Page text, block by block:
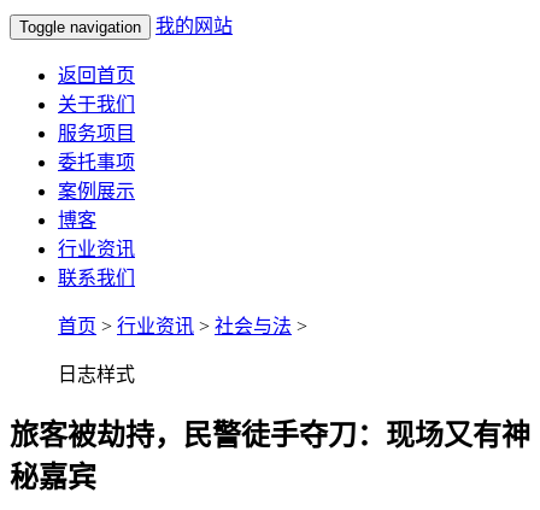
Toggle navigation 我的网站
返回首页
关于我们
服务项目
委托事项
案例展示
博客
行业资讯
联系我们
首页 > 行业资讯 > 社会与法 >
日志样式
旅客被劫持，民警徒手夺刀：现场又有神
秘嘉宾